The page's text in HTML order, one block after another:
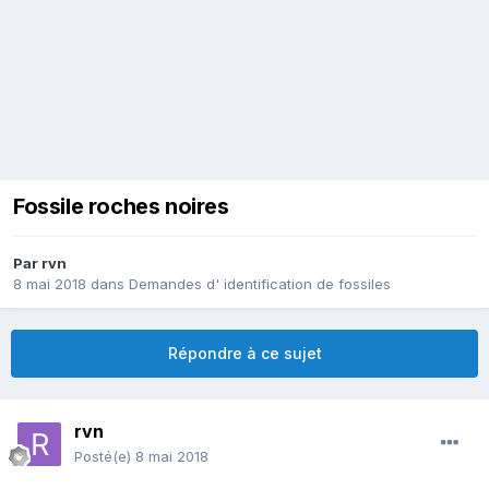
Fossile roches noires
Par rvn
8 mai 2018 dans Demandes d' identification de fossiles
Répondre à ce sujet
rvn
Posté(e) 8 mai 2018